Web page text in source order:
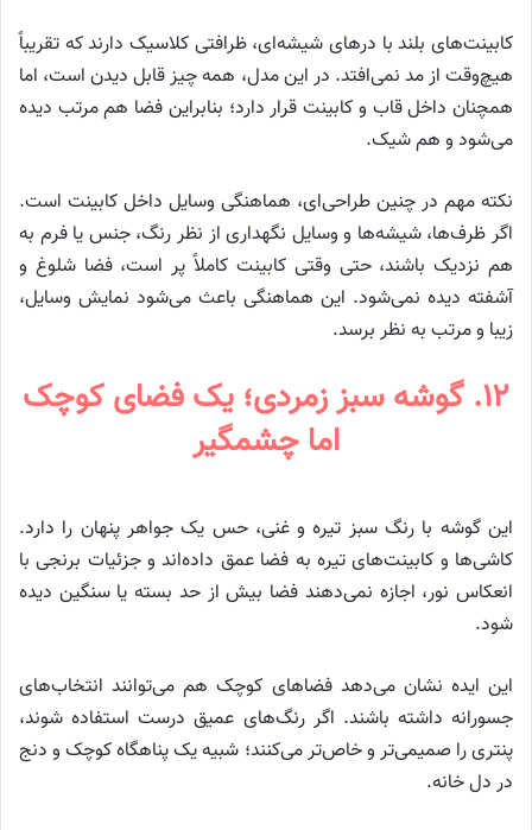
کابینت‌های بلند با درهای شیشه‌ای، ظرافتی کلاسیک دارند که تقریباً
هیچ‌وقت از مد نمی‌افتد. در این مدل، همه چیز قابل دیدن است، اما
همچنان داخل قاب و کابینت قرار دارد؛ بنابراین فضا هم مرتب دیده
می‌شود و هم شیک.
نکته مهم در چنین طراحی‌ای، هماهنگی وسایل داخل کابینت است.
اگر ظرف‌ها، شیشه‌ها و وسایل نگهداری از نظر رنگ، جنس یا فرم به
هم نزدیک باشند، حتی وقتی کابینت کاملاً پر است، فضا شلوغ و
آشفته دیده نمی‌شود. این هماهنگی باعث می‌شود نمایش وسایل،
زیبا و مرتب به نظر برسد.
۱۲. گوشه سبز زمردی؛ یک فضای کوچک
اما چشمگیر
این گوشه با رنگ سبز تیره و غنی، حس یک جواهر پنهان را دارد.
کاشی‌ها و کابینت‌های تیره به فضا عمق داده‌اند و جزئیات برنجی با
انعکاس نور، اجازه نمی‌دهند فضا بیش از حد بسته یا سنگین دیده
شود.
این ایده نشان می‌دهد فضاهای کوچک هم می‌توانند انتخاب‌های
جسورانه داشته باشند. اگر رنگ‌های عمیق درست استفاده شوند،
پنتری را صمیمی‌تر و خاص‌تر می‌کنند؛ شبیه یک پناهگاه کوچک و دنج
در دل خانه.